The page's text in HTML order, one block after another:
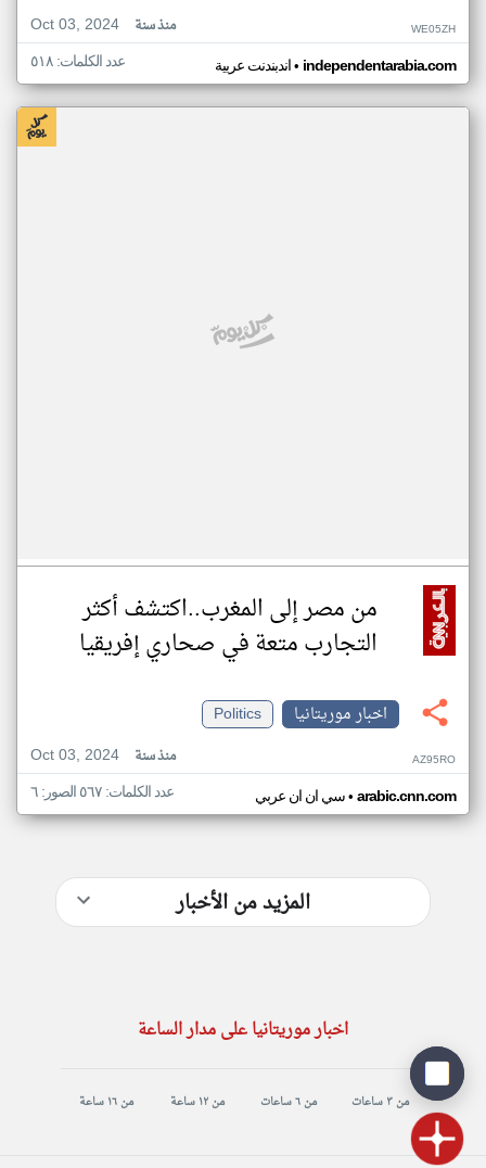
Oct 03, 2024
منذ سنة WE05ZH
اندبندنت عربية• independentarabia.com عدد الكلمات: ٥١٨
من مصر إلى المغرب..اكتشف أكثر
التجارب متعة في صحاري إفريقيا
اخبار موريتانيا
Politics
Oct 03, 2024
منذ سنة AZ95RO
سي ان ان عربي• arabic.cnn.com عدد الكلمات: ٥٦٧ الصور: ٦
المزيد من الأخبار
اخبار موريتانيا على مدار الساعة
من ٣ ساعات من ٦ ساعات من ١٢ ساعة من ١٦ ساعة